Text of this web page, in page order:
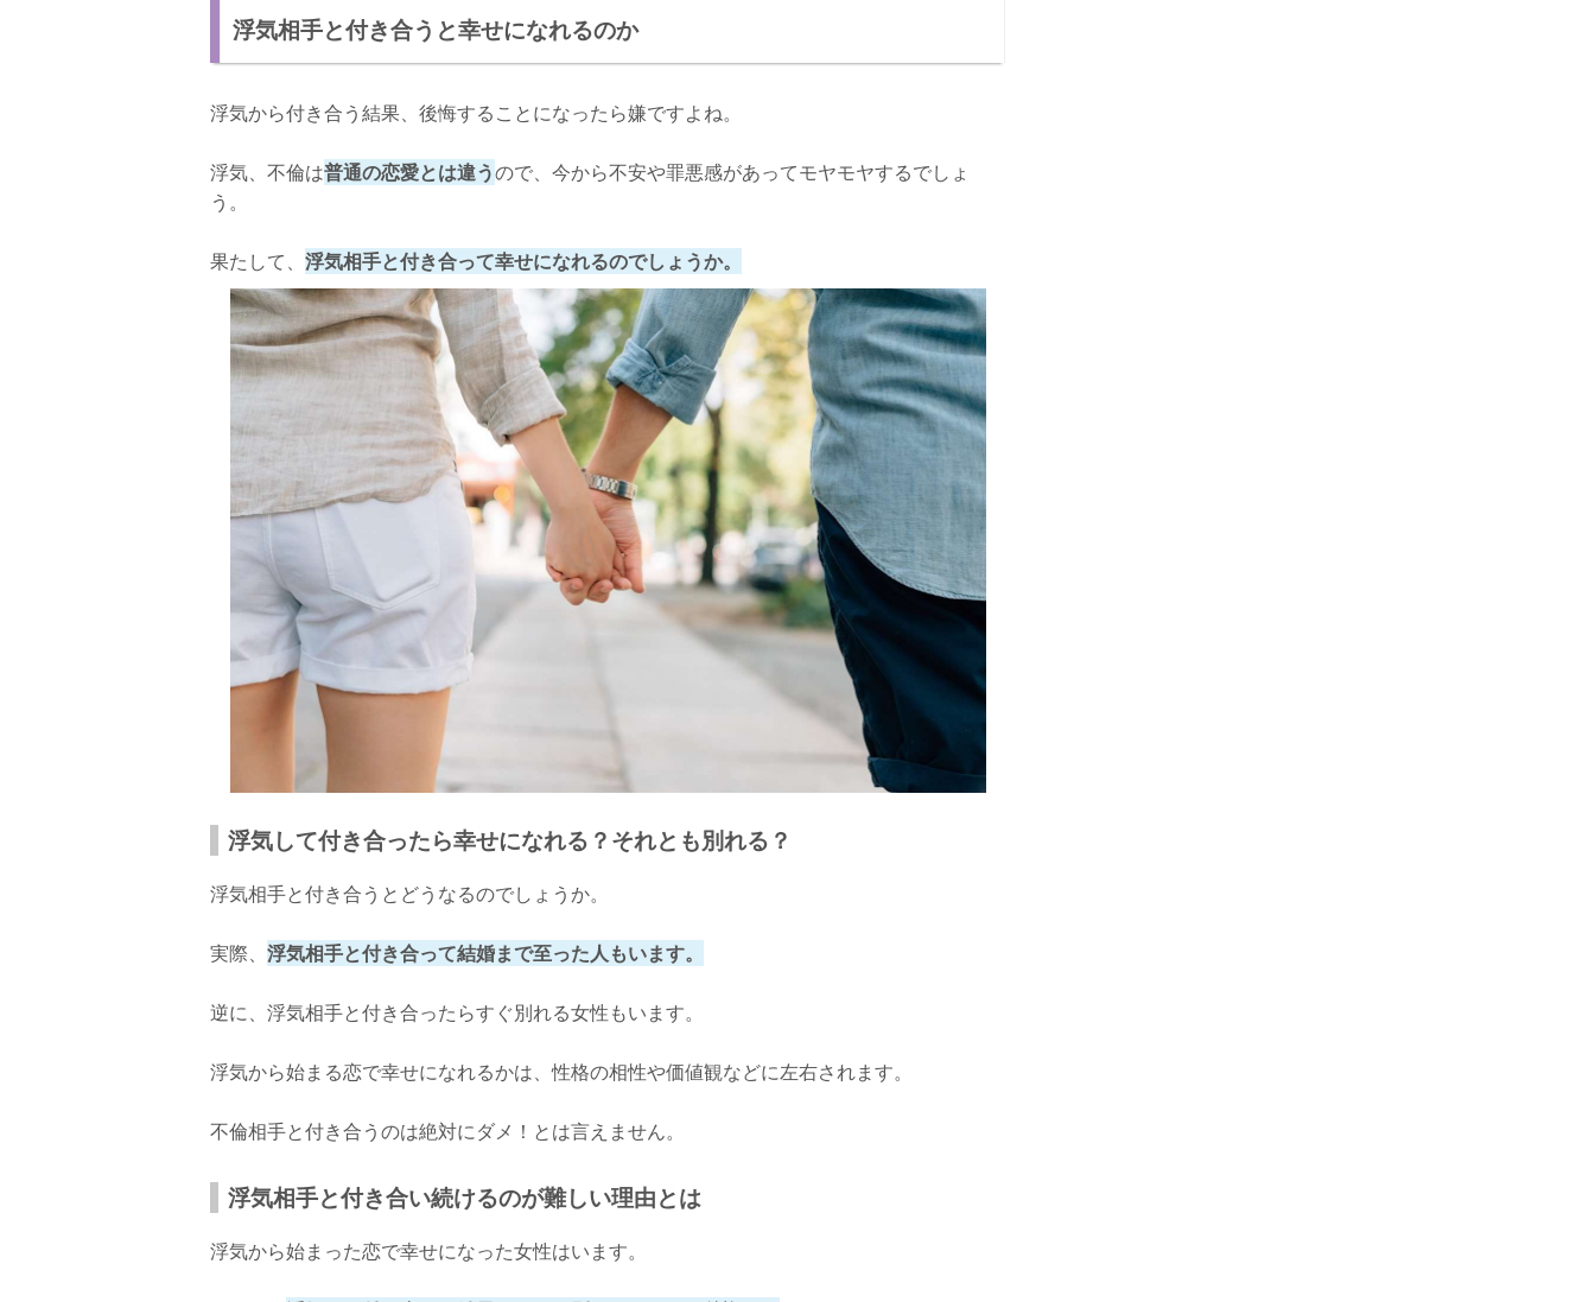
浮気相手と付き合うと幸せになれるのか
浮気から付き合う結果、後悔することになったら嫌ですよね。
浮気、不倫は普通の恋愛とは違うので、今から不安や罪悪感があってモヤモヤするでしょ
う。
果たして、 浮気相手と付き合って幸せになれるのでしょうか。
浮気して付き合ったら幸せになれる？それとも別れる？
浮気相手と付き合うとどうなるのでしょうか。
実際、 浮気相手と付き合って結婚まで至った人もいます。
逆に、浮気相手と付き合ったらすぐ別れる女性もいます。
浮気から始まる恋で幸せになれるかは、性格の相性や価値観などに左右されます。
不倫相手と付き合うのは絶対にダメ！とは言えません。
浮気相手と付き合い続けるのが難しい理由とは
浮気から始まった恋で幸せになった女性はいます。